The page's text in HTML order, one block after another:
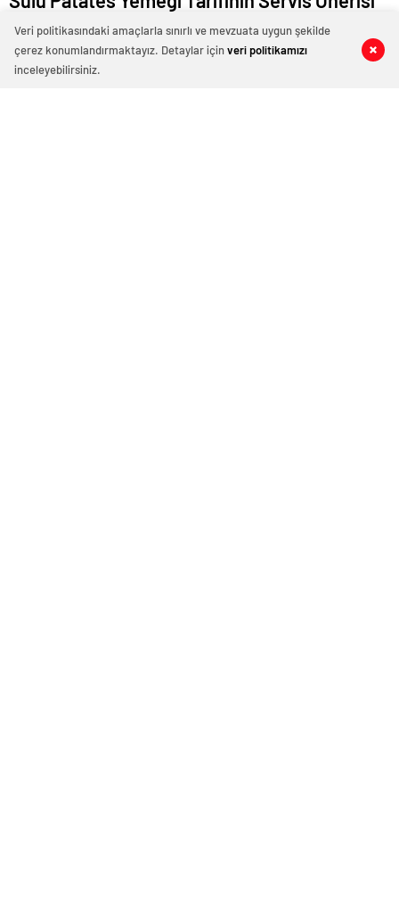
0 0
0 0
Yoğurt, taze yeşillikler ve mezelerle servis
edebilirsiniz.
Faydalı Bilgiler: Patates Yemeğinin İçine Ne
Veri politikasındaki amaçlarla sınırlı ve mevzuata uygun şekilde
çerez konumlandırmaktayız. Detaylar içinveri politikamızı
inceleyebilirsiniz.